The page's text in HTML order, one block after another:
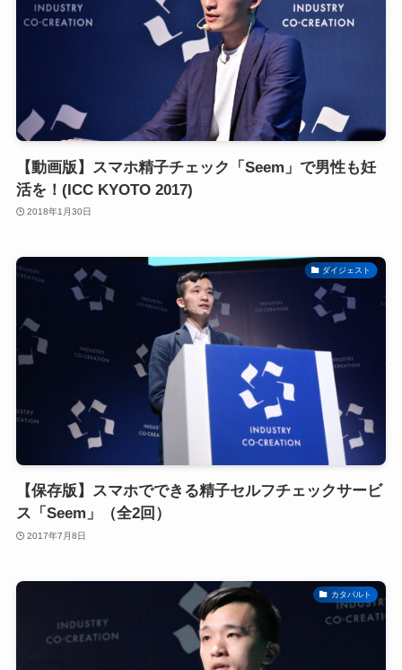
【動画版】スマホ精子チェック「Seem」で男性も妊
活を！(ICC KYOTO 2017)
2018年1月30日
ダイジェスト
【保存版】スマホでできる精子セルフチェックサービ
ス「Seem」（全2回）
2017年7月8日
カタパルト